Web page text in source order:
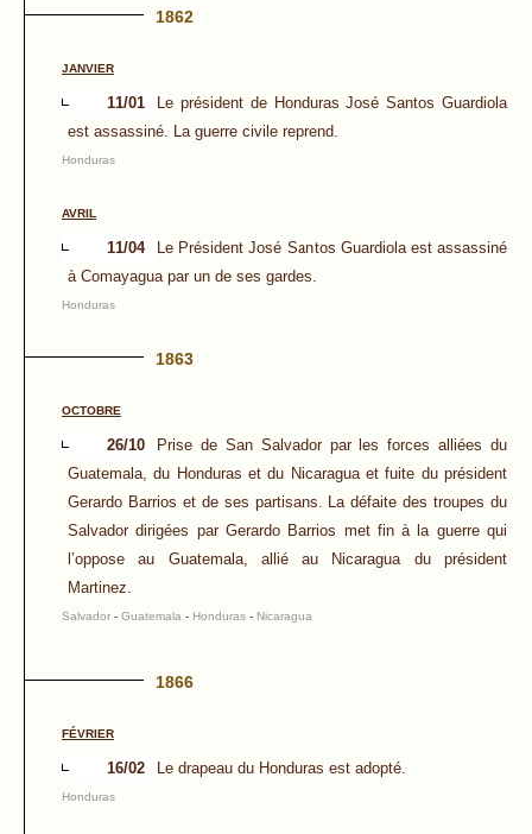
1862
JANVIER
11/01
Le président de Honduras José Santos Guardiola
est assassiné. La guerre civile reprend.
Honduras
AVRIL
11/04
Le Président José Santos Guardiola est assassiné
à Comayagua par un de ses gardes.
Honduras
1863
OCTOBRE
26/10
Prise de San Salvador par les forces alliées du
Guatemala, du Honduras et du Nicaragua et fuite du président
Gerardo Barrios et de ses partisans. La défaite des troupes du
Salvador dirigées par Gerardo Barrios met fin à la guerre qui
l’oppose au Guatemala, allié au Nicaragua du président
Martinez.
Salvador - Guatemala - Honduras - Nicaragua
1866
FÉVRIER
16/02 Le drapeau du Honduras est adopté.
Honduras